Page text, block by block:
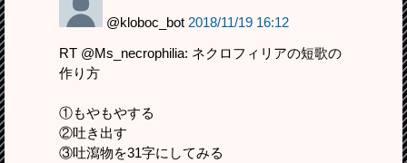
@kloboc_bot 2018/11/19 16:12
RT @Ms_necrophilia: ネクロフィリアの短歌の
作り方
①もやもやする
②吐き出す
③吐瀉物を31字にしてみる